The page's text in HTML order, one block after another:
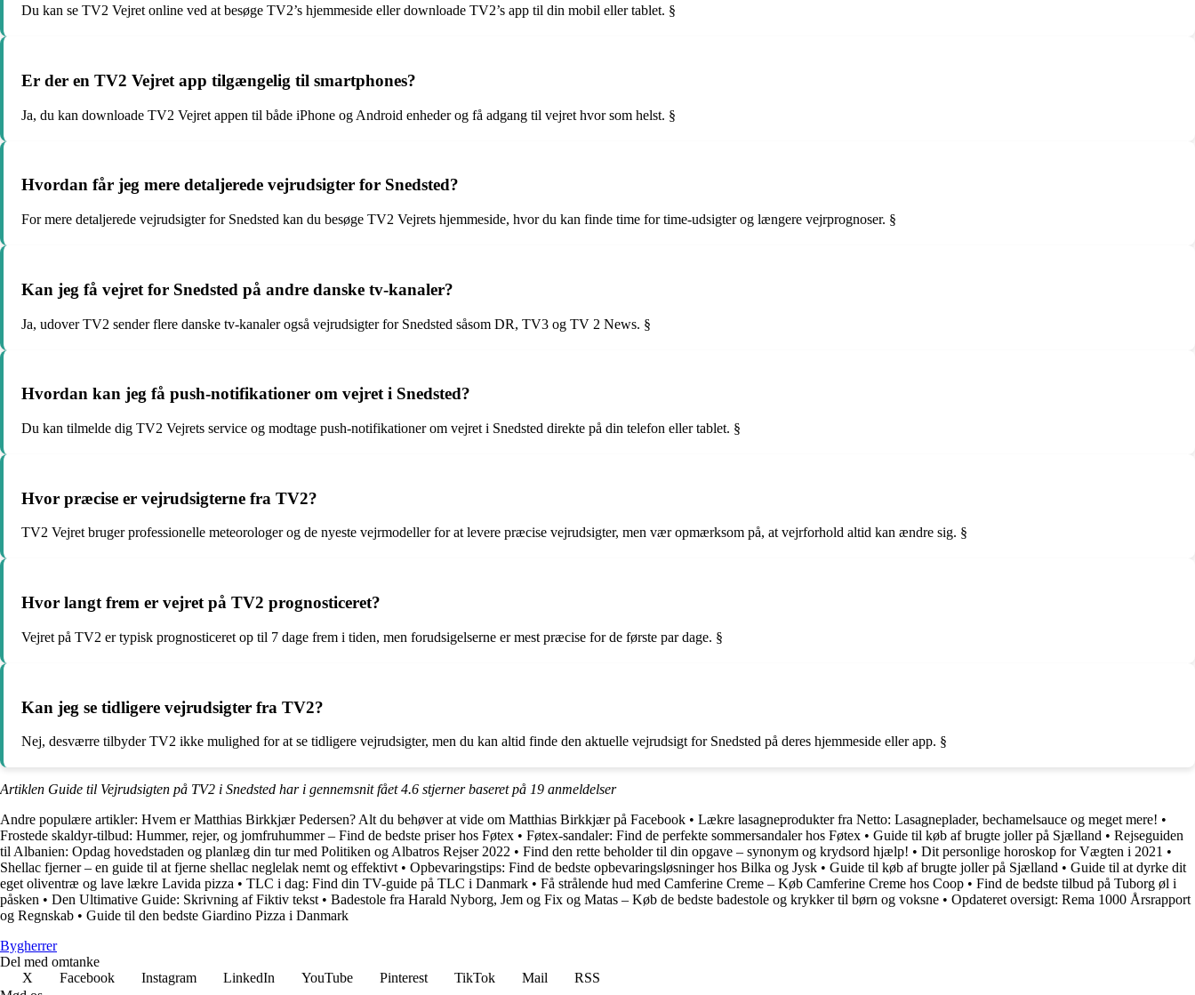
Du kan se TV2 Vejret online ved at besøge TV2’s hjemmeside eller downloade TV2’s app til din mobil eller tablet. §
Er der en TV2 Vejret app tilgængelig til smartphones?
Ja, du kan downloade TV2 Vejret appen til både iPhone og Android enheder og få adgang til vejret hvor som helst. §
Hvordan får jeg mere detaljerede vejrudsigter for Snedsted?
For mere detaljerede vejrudsigter for Snedsted kan du besøge TV2 Vejrets hjemmeside, hvor du kan finde time for time-udsigter og længere vejrprognoser. §
Kan jeg få vejret for Snedsted på andre danske tv-kanaler?
Ja, udover TV2 sender flere danske tv-kanaler også vejrudsigter for Snedsted såsom DR, TV3 og TV 2 News. §
Hvordan kan jeg få push-notifikationer om vejret i Snedsted?
Du kan tilmelde dig TV2 Vejrets service og modtage push-notifikationer om vejret i Snedsted direkte på din telefon eller tablet. §
Hvor præcise er vejrudsigterne fra TV2?
TV2 Vejret bruger professionelle meteorologer og de nyeste vejrmodeller for at levere præcise vejrudsigter, men vær opmærksom på, at vejrforhold altid kan ændre sig. §
Hvor langt frem er vejret på TV2 prognosticeret?
Vejret på TV2 er typisk prognosticeret op til 7 dage frem i tiden, men forudsigelserne er mest præcise for de første par dage. §
Kan jeg se tidligere vejrudsigter fra TV2?
Nej, desværre tilbyder TV2 ikke mulighed for at se tidligere vejrudsigter, men du kan altid finde den aktuelle vejrudsigt for Snedsted på deres hjemmeside eller app. §
Artiklen Guide til Vejrudsigten på TV2 i Snedsted har i gennemsnit fået4.6 stjerner baseret på 19 anmeldelser
Andre populære artikler: Hvem er Matthias Birkkjær Pedersen? Alt du behøver at vide om Matthias Birkkjær på Facebook • Lækre lasagneprodukter fra Netto: Lasagneplader, bechamelsauce og meget mere! •
Frostede skaldyr-tilbud: Hummer, rejer, og jomfruhummer – Find de bedste priser hos Føtex • Føtex-sandaler: Find de perfekte sommersandaler hos Føtex • Guide til køb af brugte joller på Sjælland • Rejseguiden
til Albanien: Opdag hovedstaden og planlæg din tur med Politiken og Albatros Rejser 2022 • Find den rette beholder til din opgave – synonym og krydsord hjælp! • Dit personlige horoskop for Vægten i 2021 •
Shellac fjerner – en guide til at fjerne shellac neglelak nemt og effektivt • Opbevaringstips: Find de bedste opbevaringsløsninger hos Bilka og Jysk • Guide til køb af brugte joller på Sjælland • Guide til at dyrke dit
eget oliventræ og lave lækre Lavida pizza • TLC i dag: Find din TV-guide på TLC i Danmark • Få strålende hud med Camferine Creme – Køb Camferine Creme hos Coop • Find de bedste tilbud på Tuborg øl i
påsken • Den Ultimative Guide: Skrivning af Fiktiv tekst • Badestole fra Harald Nyborg, Jem og Fix og Matas – Køb de bedste badestole og krykker til børn og voksne • Opdateret oversigt: Rema 1000 Årsrapport
og Regnskab • Guide til den bedste Giardino Pizza i Danmark
Bygherrer
Del med omtanke
X
Facebook Instagram LinkedIn YouTube Pinterest TikTok Mail
RSS